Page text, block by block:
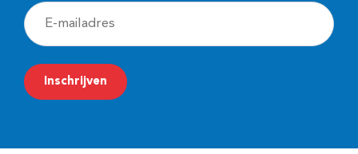
E
-
m
a
Inschrijven